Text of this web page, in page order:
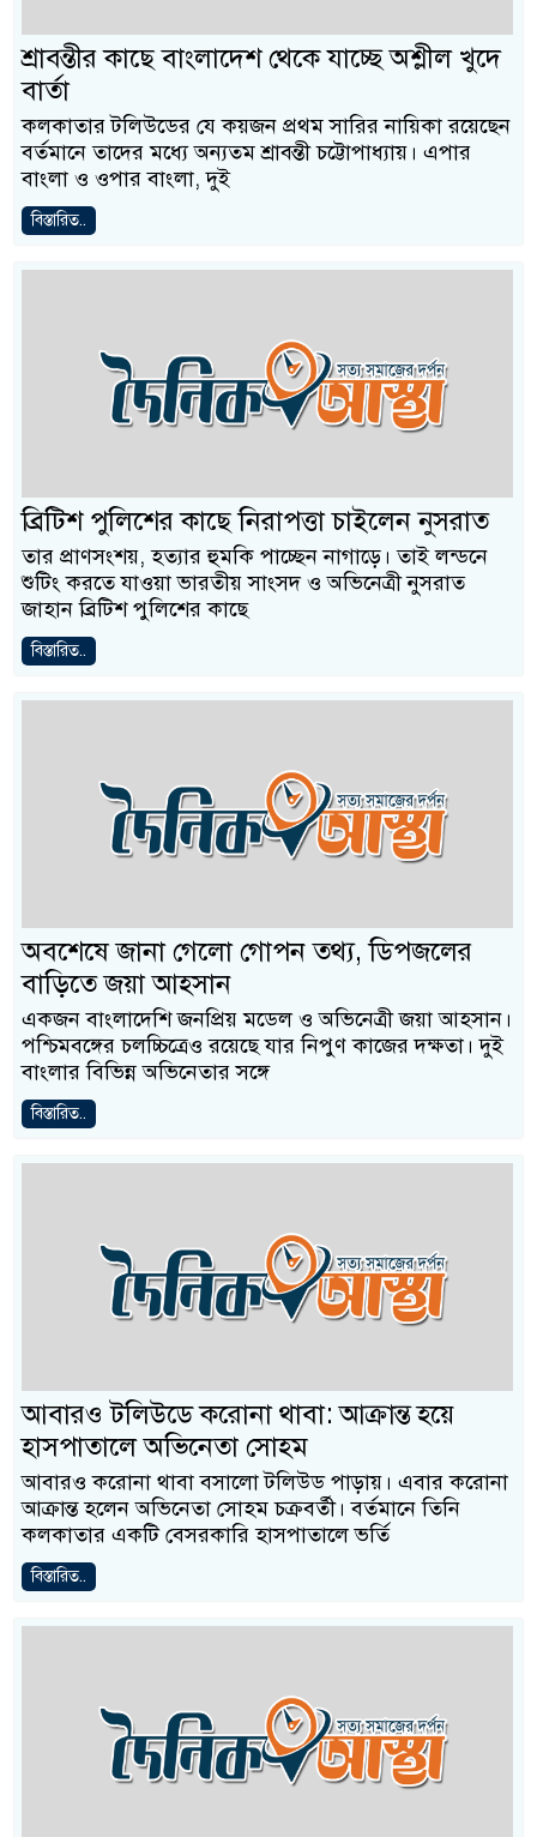
শ্রাবন্তীর কাছে বাংলাদেশ থেকে যাচ্ছে অশ্লীল খুদে
বার্তা
কলকাতার টলিউডের যে কয়জন প্রথম সারির নায়িকা রয়েছেন
বর্তমানে তাদের মধ্যে অন্যতম শ্রাবন্তী চট্টোপাধ্যায়। এপার
বাংলা ও ওপার বাংলা, দুই
বিস্তারিত..
ব্রিটিশ পুলিশের কাছে নিরাপত্তা চাইলেন নুসরাত
তার প্রাণসংশয়, হত্যার হুমকি পাচ্ছেন নাগাড়ে। তাই লন্ডনে
শুটিং করতে যাওয়া ভারতীয় সাংসদ ও অভিনেত্রী নুসরাত
জাহান ব্রিটিশ পুলিশের কাছে
বিস্তারিত..
অবশেষে জানা গেলো গোপন তথ্য, ডিপজলের
বাড়িতে জয়া আহসান
একজন বাংলাদেশি জনপ্রিয় মডেল ও অভিনেত্রী জয়া আহসান।
পশ্চিমবঙ্গের চলচ্চিত্রেও রয়েছে যার নিপুণ কাজের দক্ষতা। দুই
বাংলার বিভিন্ন অভিনেতার সঙ্গে
বিস্তারিত..
আবারও টলিউডে করোনা থাবা: আক্রান্ত হয়ে
হাসপাতালে অভিনেতা সোহম
আবারও করোনা থাবা বসালো টলিউড পাড়ায়। এবার করোনা
আক্রান্ত হলেন অভিনেতা সোহম চক্রবর্তী। বর্তমানে তিনি
কলকাতার একটি বেসরকারি হাসপাতালে ভর্তি
বিস্তারিত..